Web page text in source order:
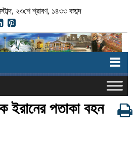
২৩শে শ্রাবণ, ১৪৩৩ বঙ্গাব্দ
ইরানের পতাকা বহন